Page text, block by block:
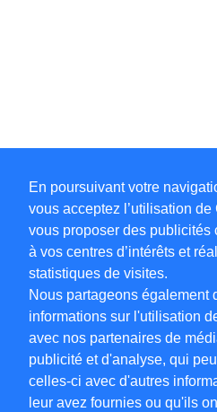
En poursuivant votre
vous acceptez l’utilisation
vous proposer des publicités
à vos centres d’intérêts et
statistiques de visites.
Nous partageons également
informations sur l'utilisation
avec nos partenaires de
publicité et d'analyse, qui
celles-ci avec d'autres
leur avez fournies ou qu'ils